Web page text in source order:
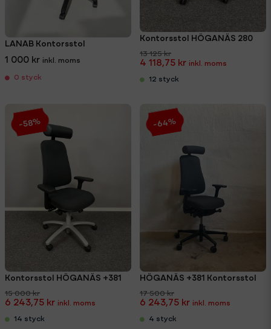
LANAB Kontorsstol
1 000 kr
0 styck
Kontorsstol HÖGANÄS 280
13 125 kr
4 118,75 kr
12 styck
Kontorsstol HÖGANÄS +381
15 000 kr
6 243,75 kr
14 styck
-58%
HÖGANÄS +381 Kontorsstol
17 500 kr
6 243,75 kr
4 styck
-64%